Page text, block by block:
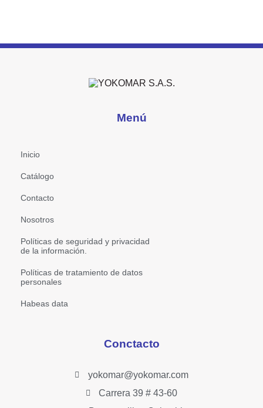
Menú
Inicio
Catálogo
Contacto
Nosotros
Políticas de seguridad y privacidad
de la información.
Políticas de tratamiento de datos
personales
Habeas data
Conctacto
yokomar@yokomar.com
Carrera 39 # 43-60